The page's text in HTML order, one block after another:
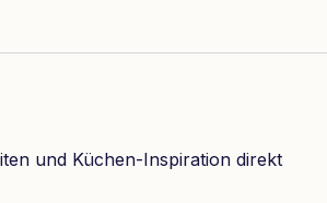
und Küchen-Inspiration direkt